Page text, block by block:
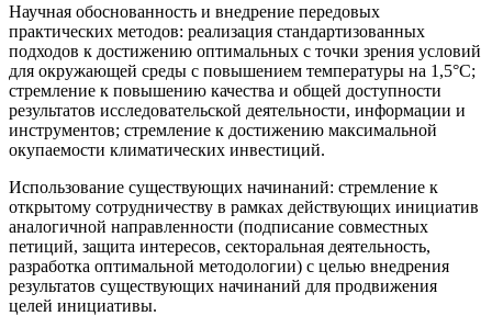
Научная обоснованность и внедрение передовых
практических методов: реализация стандартизованных
подходов к достижению оптимальных с точки зрения условий
для окружающей среды с повышением температуры на 1,5°C;
стремление к повышению качества и общей доступности
результатов исследовательской деятельности, информации и
инструментов; стремление к достижению максимальной
окупаемости климатических инвестиций.
Использование существующих начинаний: стремление к
открытому сотрудничеству в рамках действующих инициатив
аналогичной направленности (подписание совместных
петиций, защита интересов, секторальная деятельность,
разработка оптимальной методологии) с целью внедрения
результатов существующих начинаний для продвижения
целей инициативы.